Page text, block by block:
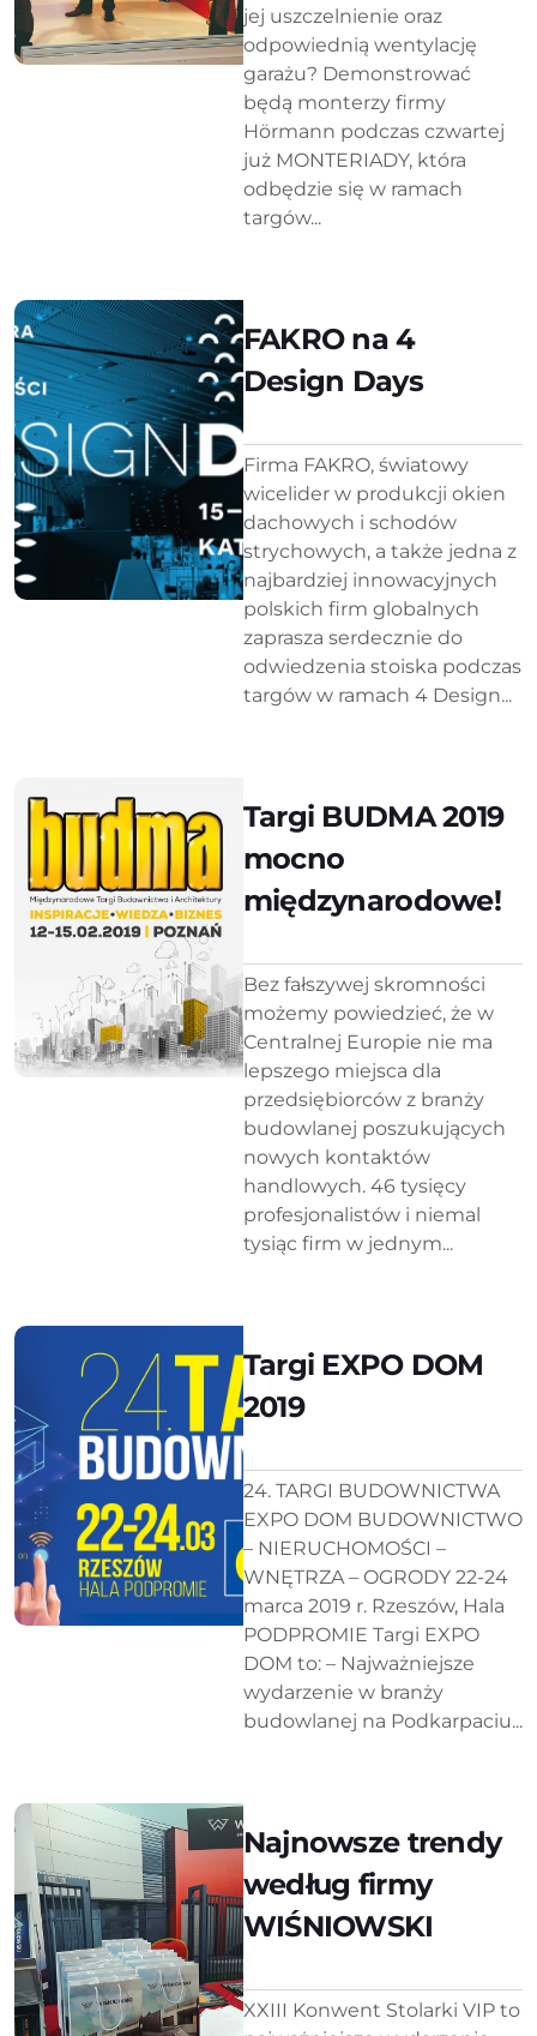
jej uszczelnienie oraz
odpowiednią wentylację
garażu? Demonstrować
będą monterzy firmy
Hörmann podczas czwartej
już MONTERIADY, która
odbędzie się w ramach
targów...
FAKRO na 4
Design Days
Firma FAKRO, światowy
wicelider w produkcji okien
dachowych i schodów
strychowych, a także jedna z
najbardziej innowacyjnych
polskich firm globalnych
zaprasza serdecznie do
odwiedzenia stoiska podczas
targów w ramach 4 Design...
Targi BUDMA 2019
mocno
międzynarodowe!
Bez fałszywej skromności
możemy powiedzieć, że w
Centralnej Europie nie ma
lepszego miejsca dla
przedsiębiorców z branży
budowlanej poszukujących
nowych kontaktów
handlowych. 46 tysięcy
profesjonalistów i niemal
tysiąc firm w jednym...
Targi EXPO DOM
2019
24. TARGI BUDOWNICTWA
EXPO DOM BUDOWNICTWO
– NIERUCHOMOŚCI –
WNĘTRZA – OGRODY 22-24
marca 2019 r. Rzeszów, Hala
PODPROMIE Targi EXPO
DOM to: – Najważniejsze
wydarzenie w branży
budowlanej na Podkarpaciu...
Najnowsze trendy
według firmy
WIŚNIOWSKI
XXIII Konwent Stolarki VIP to